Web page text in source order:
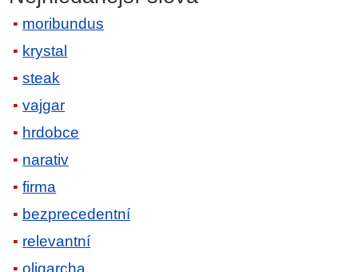
moribundus
krystal
steak
vajgar
hrdobce
narativ
firma
bezprecedentní
relevantní